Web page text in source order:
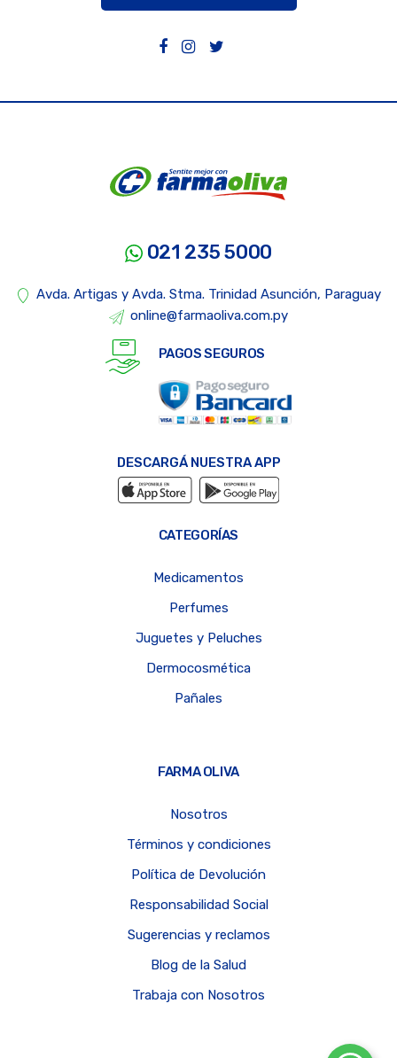
021 235 5000
Avda. Artigas y Avda. Stma. Trinidad Asunción, Paraguay
online@farmaoliva.com.py
PAGOS SEGUROS
DESCARGÁ NUESTRA APP
CATEGORÍAS
Medicamentos
Perfumes
Juguetes y Peluches
Dermocosmética
Pañales
FARMA OLIVA
Nosotros
Términos y condiciones
Política de Devolución
Responsabilidad Social
Sugerencias y reclamos
Blog de la Salud
Trabaja con Nosotros